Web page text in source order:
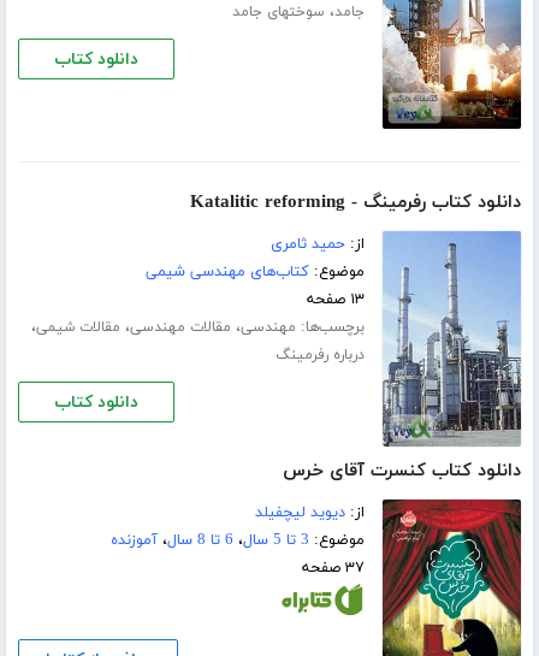
جامد، سوختهای جامد
دانلود کتاب
دانلود کتاب رفرمینگ - Katalitic reforming
از:حمید ثامری
موضوع:کتاب‌های مهندسی شیمی
۱۳ صفحه
برچسب‌ها: مهندسی، مقالات مهندسی، مقالات شیمی،
درباره رفرمینگ
دانلود کتاب
دانلود کتاب کنسرت آقای خرس
از:دیوید لیچفیلد
موضوع: 3 تا 5 سال ، 6 تا 8 سال ،آموزنده
۳۷ صفحه